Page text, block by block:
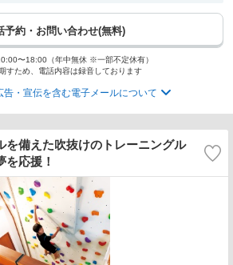
予約・お問い合わせ(無料)
〜18:00（年中無休 ※一部不定休有）
すため、電話内容は録音しております
告・宣伝を含む電子メールについて
を備えた吹抜けのトレーニングル
を応援！